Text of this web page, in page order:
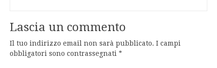
Lascia un commento
Il tuo indirizzo email non sarà pubblicato. I campi
obbligatori sono contrassegnati *